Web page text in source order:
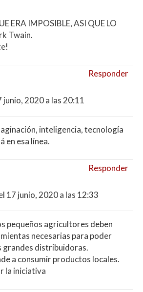
ERA IMPOSIBLE, ASI QUE LO
Twain.
Responder
junio, 2020 a las 20:11
inteligencia, tecnología
en esa línea.
Responder
17 junio, 2020 a las 12:33
pequeños agricultores deben
necesarias para poder
grandes distribuidoras.
a consumir productos locales.
la iniciativa